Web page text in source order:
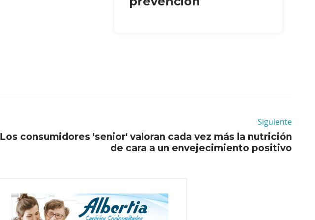
Siguiente
Los consumidores 'senior' valoran cada vez más la nutrición
de cara a un envejecimiento positivo